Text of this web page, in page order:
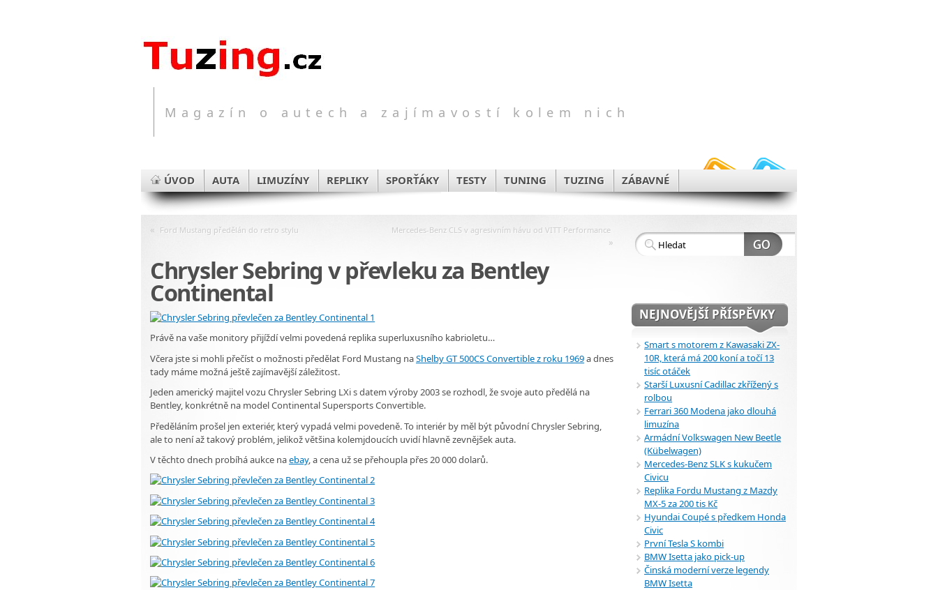
Magazín o autech a zajímavostí kolem nich
ÚVOD AUTA LIMUZÍNY REPLIKY SPORŤÁKY TESTY TUNING TUZING ZÁBAVNÉ
« Ford Mustang předělán do retro stylu Mercedes-Benz CLS v agresivním hávu od VITT Performance
»
Chrysler Sebring v převleku za Bentley
Continental
Právě na vaše monitory přijíždí velmi povedená replika superluxusního kabrioletu…
Včera jste si mohli přečíst o možnosti předělat Ford Mustang naShelby GT 500CS Convertible z roku 1969a dnes
tady máme možná ještě zajímavější záležitost.
Jeden americký majitel vozu Chrysler Sebring LXi s datem výroby 2003 se rozhodl, že svoje auto předělá na
Bentley, konkrétně na model Continental Supersports Convertible.
Předěláním prošel jen exteriér, který vypadá velmi povedeně. To interiér by měl být původní Chrysler Sebring,
ale to není až takový problém, jelikož většina kolemjdoucích uvidí hlavně zevnějšek auta.
V těchto dnech probíhá aukce naebay, a cena už se přehoupla přes 20 000 dolarů.
NEJNOVĚJŠÍ PŘÍSPĚVKY
Smart s motorem z Kawasaki ZX-
10R, která má 200 koní a točí 13
tisíc otáček
Starší Luxusní Cadillac zkřížený s
rolbou
Ferrari 360 Modena jako dlouhá
limuzína
Armádní Volkswagen New Beetle
(Kübelwagen)
Mercedes-Benz SLK s kukučem
Civicu
Replika Fordu Mustang z Mazdy
MX-5 za 200 tis Kč
Hyundai Coupé s předkem Honda
Civic
První Tesla S kombi
BMW Isetta jako pick-up
Činská moderní verze legendy
BMW Isetta